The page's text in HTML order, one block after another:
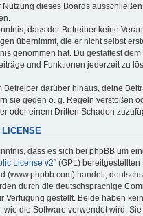
Nutzung dieses Boards
dass der Betreiber keine
übernimmt, die er nicht selbst
genommen hat. Du gestattest dem
und Funktionen jederzeit zu
Betreiber darüber hinaus, deine
sie gegen o. g. Regeln verstoßen
oder einem Dritten Schaden
dass es sich bei phpBB um
License v2“ (GPL)
(www.phpbb.com) handelt;
durch die deutschsprachige
Verfügung gestellt. Beide haben
wie die Software verwendet wird.